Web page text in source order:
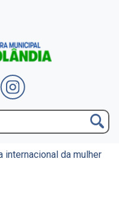
internacional da mulher